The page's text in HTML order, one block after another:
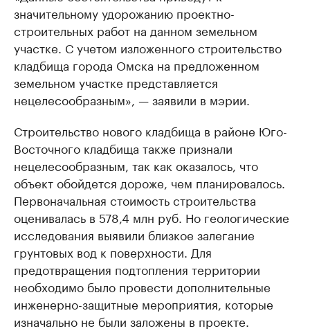
значительному удорожанию проектно-
строительных работ на данном земельном
участке. С учетом изложенного строительство
кладбища города Омска на предложенном
земельном участке представляется
нецелесообразным», — заявили в мэрии.
Строительство нового кладбища в районе Юго-
Восточного кладбища также признали
нецелесообразным, так как оказалось, что
объект обойдется дороже, чем планировалось.
Первоначальная стоимость строительства
оценивалась в 578,4 млн руб. Но геологические
исследования выявили близкое залегание
грунтовых вод к поверхности. Для
предотвращения подтопления территории
необходимо было провести дополнительные
инженерно-защитные мероприятия, которые
изначально не были заложены в проекте.